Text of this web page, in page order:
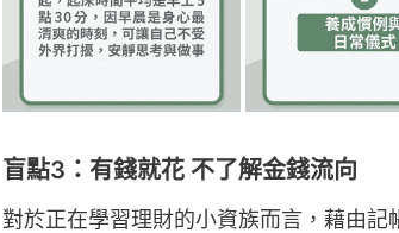
盲點3：有錢就花 不了解金錢流向
對於正在學習理財的小資族而言，藉由